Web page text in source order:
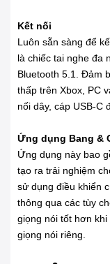
Kết nối
Luôn sẵn sàng để
là chiếc tai nghe đa
Bluetooth 5.1. Đảm
thấp trên Xbox, PC
nối dây, cáp USB-C
Ứng dụng Bang &
Ứng dụng này bao
tạo ra trải nghiệm
sử dụng điều khiển
thông qua các tùy
giọng nói tốt hơn
giọng nói riêng.